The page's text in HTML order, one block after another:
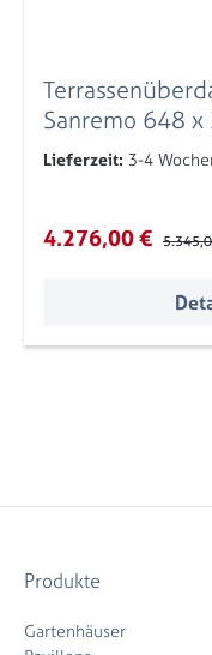
Sanremo 648 x
Leimholz,
Lieferzeit: 3-4
Verkaufspreis:
4.276,00 €
Produkte
Gartenhäuser